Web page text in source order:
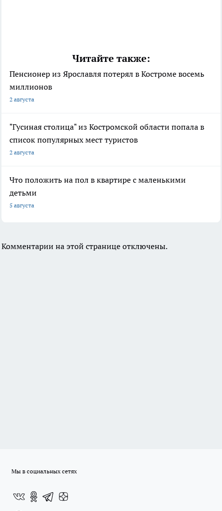
Читайте также:
Пенсионер из Ярославля потерял в Костроме восемь
миллионов
2 августа
"Гусиная столица" из Костромской области попала в
список популярных мест туристов
2 августа
Что положить на пол в квартире с маленькими
детьми
5 августа
Комментарии на этой странице отключены.
Мы в социальных сетях